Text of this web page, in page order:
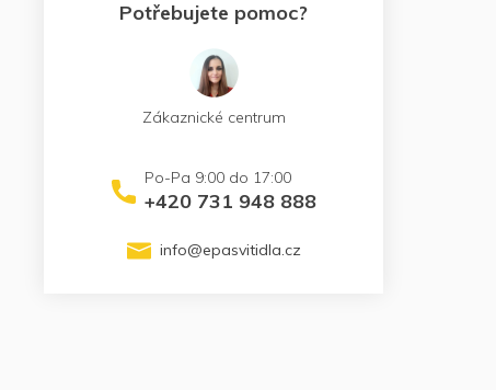
Potřebujete pomoc?
Zákaznické centrum
+420 731 948 888
info@epasvitidla.cz